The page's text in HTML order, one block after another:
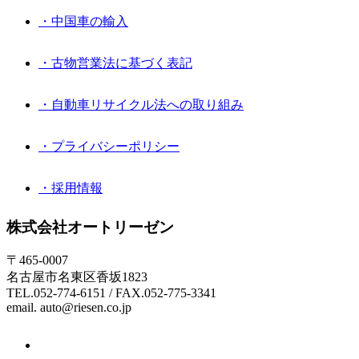
・中国車の輸入
・古物営業法に基づく表記
・自動車リサイクル法への取り組み
・プライバシーポリシー
・採用情報
株式会社オートリーゼン
〒465-0007
名古屋市名東区香坂1823
TEL.052-774-6151 / FAX.052-775-3341
email. auto@riesen.co.jp